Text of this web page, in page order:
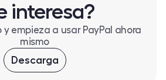
interesa?
y empieza a usar PayPal ahora
mismo
Descarga